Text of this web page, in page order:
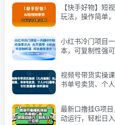
【快手好物】短
玩法，操作简单
小红书冷门项目
本，可复制性强
视频号带货实操
书单号卖货、个
最新口撸挂G项
动运行，轻松日